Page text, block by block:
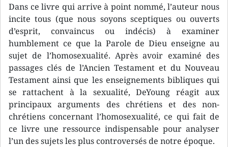
Dans ce livre qui arrive à point nommé, l’auteur nous
incite tous (que nous soyons sceptiques ou ouverts
d’esprit, convaincus ou indécis) à examiner
humblement ce que la Parole de Dieu enseigne au
sujet de l’homosexualité. Après avoir examiné des
passages clés de l’Ancien Testament et du Nouveau
Testament ainsi que les enseignements bibliques qui
se rattachent à la sexualité, DeYoung réagit aux
principaux arguments des chrétiens et des non-
chrétiens concernant l’homosexualité, ce qui fait de
ce livre une ressource indispensable pour analyser
l’un des sujets les plus controversés de notre époque.